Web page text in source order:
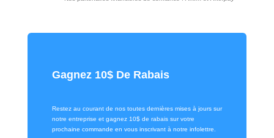
Gagnez 10$ De Rabais
Restez au courant de nos toutes dernières mises à jours sur
notre entreprise et gagnez 10$ de rabais sur votre
prochaine commande en vous inscrivant à notre infolettre.